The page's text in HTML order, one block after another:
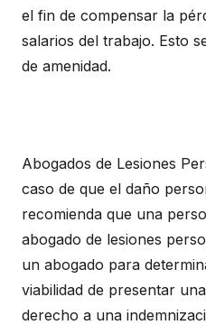
el fin de compensar la
salarios del trabajo. Esto
de amenidad.
Abogados de Lesiones
caso de que el daño
recomienda que una
abogado de lesiones
un abogado para
viabilidad de presentar
derecho a una